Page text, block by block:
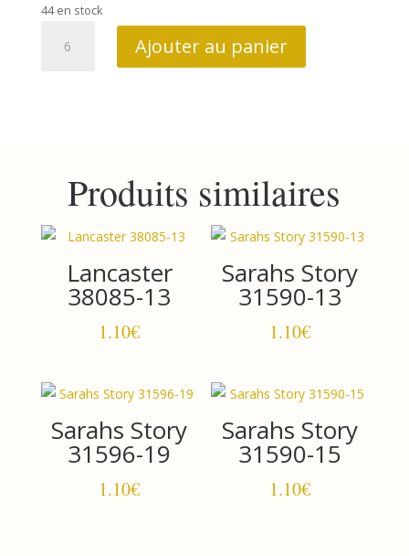
44 en stock
Ajouter au panier
Produits similaires
Lancaster
38085-13
1.10€
Sarahs Story
31590-13
1.10€
Sarahs Story
31596-19
1.10€
Sarahs Story
31590-15
1.10€